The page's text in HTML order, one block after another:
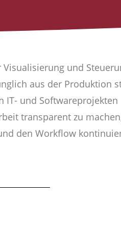
und
aus der Produktion
IT- und Softwareprojekten
transparent zu
den Workflow